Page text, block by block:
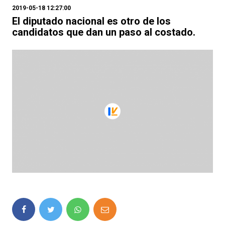
2019-05-18 12:27:00
El diputado nacional es otro de los
candidatos que dan un paso al costado.